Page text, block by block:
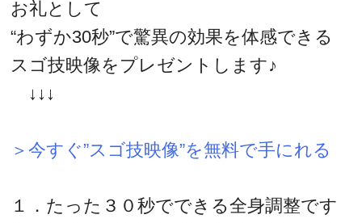
お礼として
“わずか30秒”で驚異の効果を体感できる
スゴ技映像をプレゼントします♪
↓↓↓
＞今すぐ”スゴ技映像”を無料で手にれる
１．たった３０秒でできる全身調整です